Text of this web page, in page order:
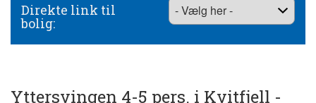
Direkte link til
bolig:
Yttersvingen 4-5 pers. i Kvitfjell -